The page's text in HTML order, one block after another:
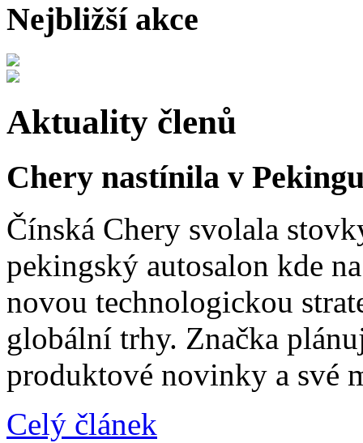
Nejbližší akce
Aktuality členů
Chery nastínila v
Čínská Chery svolala
pekingský autosalon kde
novou technologickou
globální trhy. Značka
produktové novinky a své
Celý článek